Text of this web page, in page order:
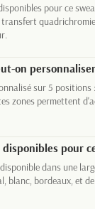
pour ce
on
sur 5
zones permettent
pour
dans une
blanc, bordeaux, et